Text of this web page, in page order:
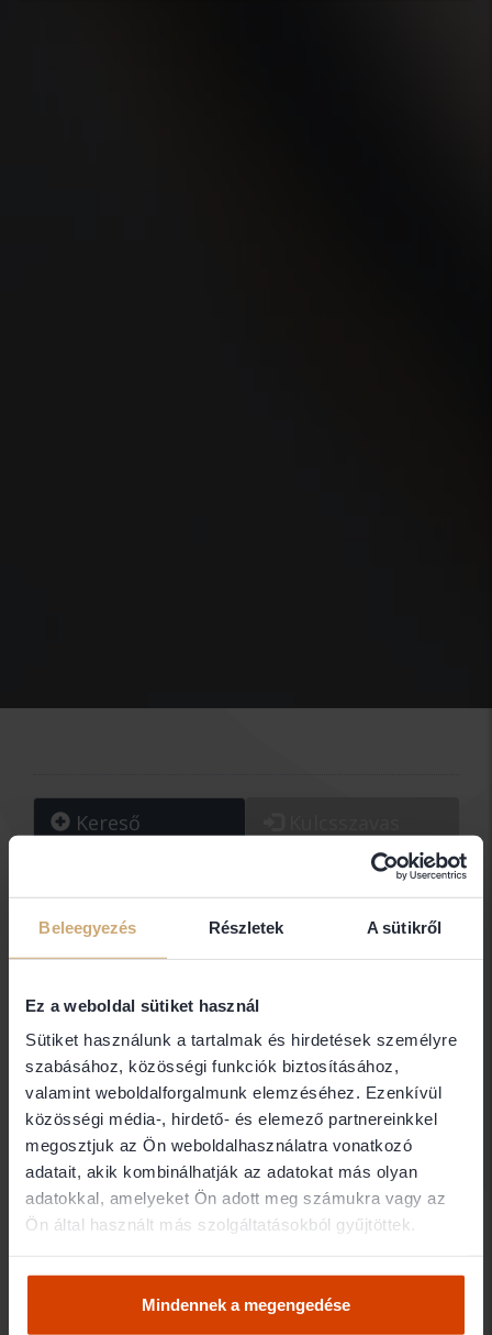
Beleegyezés Részletek A sütikről
Ez a weboldal sütiket használ
Sütiket használunk a tartalmak és hirdetések személyre
szabásához, közösségi funkciók biztosításához,
valamint weboldalforgalmunk elemzéséhez. Ezenkívül
közösségi média-, hirdető- és elemező partnereinkkel
megosztjuk az Ön weboldalhasználatra vonatkozó
adatait, akik kombinálhatják az adatokat más olyan
adatokkal, amelyeket Ön adott meg számukra vagy az
Ön által használt más szolgáltatásokból gyűjtöttek.
Mindennek a megengedése
Kereső
Ügyvédkereső
Család
Munka Büntető jog
Személyi Jog
Szerzői Jog
Borsod-Abaúj-Zemplén megye /
Miskolc /287 ügyvéd
Ráckövesi Jánosné Dr.
Grőb Katalin
Ügyvéd
3530 Miskolc